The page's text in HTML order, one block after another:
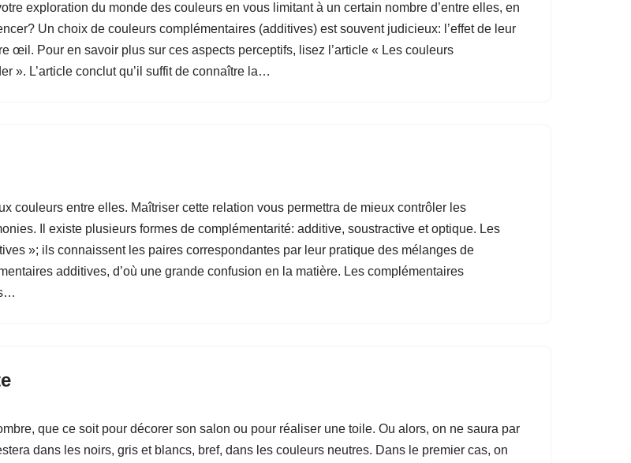
exploration du monde des couleurs en vous limitant à un certain nombre d’entre elles, en
Un choix de couleurs complémentaires (additives) est souvent judicieux: l’effet de leur
œil. Pour en savoir plus sur ces aspects perceptifs, lisez l’article « Les couleurs
». L’article conclut qu’il suffit de connaître la…
couleurs entre elles. Maîtriser cette relation vous permettra de mieux contrôler les
Il existe plusieurs formes de complémentarité: additive, soustractive et optique. Les
»; ils connaissent les paires correspondantes par leur pratique des mélanges de
additives, d’où une grande confusion en la matière. Les complémentaires
que ce soit pour décorer son salon ou pour réaliser une toile. Ou alors, on ne saura par
dans les noirs, gris et blancs, bref, dans les couleurs neutres. Dans le premier cas, on